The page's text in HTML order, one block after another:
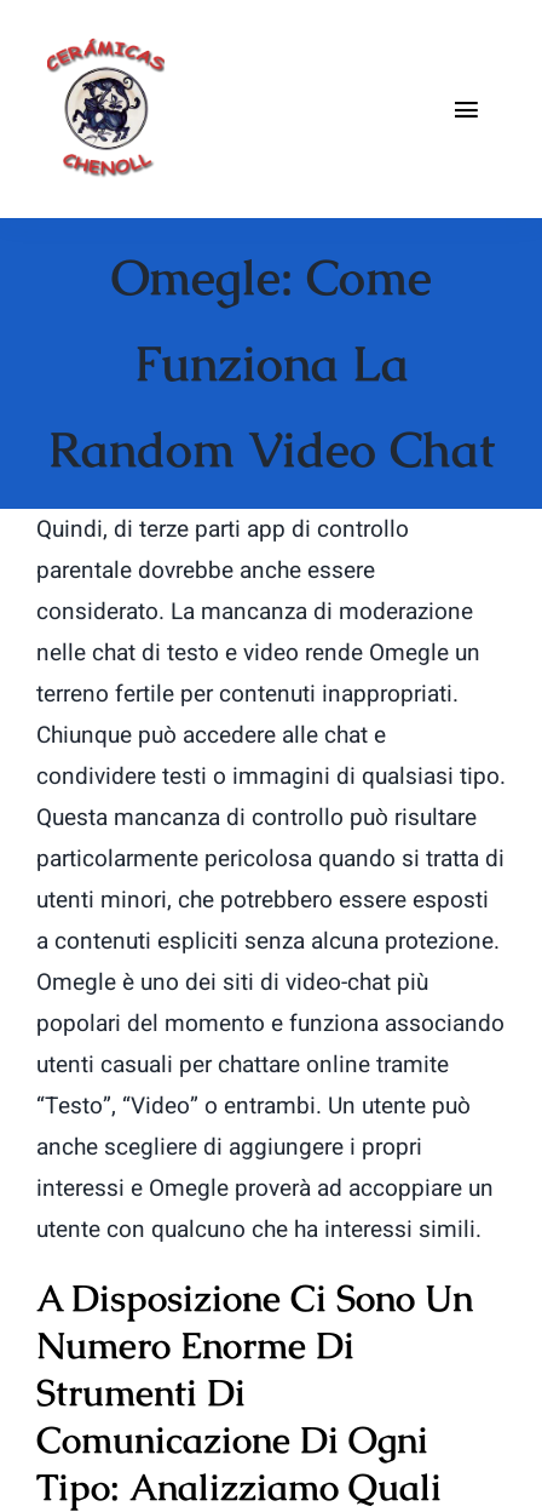
contenido
Toggle
Contacto
Omegle: Come
Funziona La
Random Video Chat
Quindi, di terze parti app di controllo
parentale dovrebbe anche essere
considerato. La mancanza di moderazione
nelle chat di testo e video rende Omegle un
terreno fertile per contenuti inappropriati.
Chiunque può accedere alle chat e
condividere testi o immagini di qualsiasi tipo.
Questa mancanza di controllo può risultare
particolarmente pericolosa quando si tratta di
utenti minori, che potrebbero essere esposti
a contenuti espliciti senza alcuna protezione.
Omegle è uno dei siti di video-chat più
popolari del momento e funziona associando
utenti casuali per chattare online tramite
“Testo”, “Video” o entrambi. Un utente può
anche scegliere di aggiungere i propri
interessi e Omegle proverà ad accoppiare un
utente con qualcuno che ha interessi simili.
A Disposizione Ci Sono Un
Numero Enorme Di
Strumenti Di
Comunicazione Di Ogni
Tipo: Analizziamo Quali